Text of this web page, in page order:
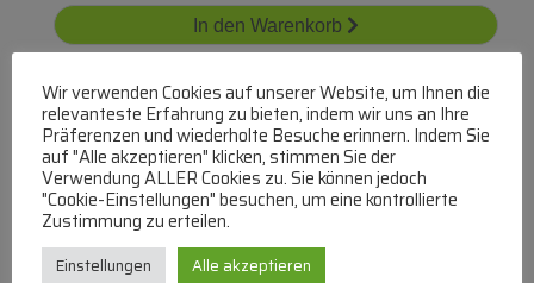
In den Warenkorb
Hdmi A Stecker/ Hdmi A Stecker, Aktiv
Redmere Chip 20m
Wir verwenden Cookies auf unserer Website, um Ihnen die
relevanteste Erfahrung zu bieten, indem wir uns an Ihre
Präferenzen und wiederholte Besuche erinnern. Indem Sie
auf "Alle akzeptieren" klicken, stimmen Sie der
Verwendung ALLER Cookies zu. Sie können jedoch
"Cookie-Einstellungen" besuchen, um eine kontrollierte
Zustimmung zu erteilen.
Einstellungen Alle akzeptieren